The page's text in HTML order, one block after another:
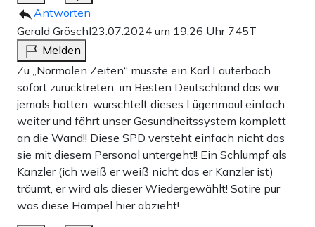
Antworten
Gerald Gröschl23.07.2024 um 19:26 Uhr 745T
Melden
Zu „Normalen Zeiten“ müsste ein Karl Lauterbach
sofort zurücktreten, im Besten Deutschland das wir
jemals hatten, wurschtelt dieses Lügenmaul einfach
weiter und fährt unser Gesundheitssystem komplett
an die Wand!! Diese SPD versteht einfach nicht das
sie mit diesem Personal untergeht!! Ein Schlumpf als
Kanzler (ich weiß er weiß nicht das er Kanzler ist)
träumt, er wird als dieser Wiedergewählt! Satire pur
was diese Hampel hier abzieht!